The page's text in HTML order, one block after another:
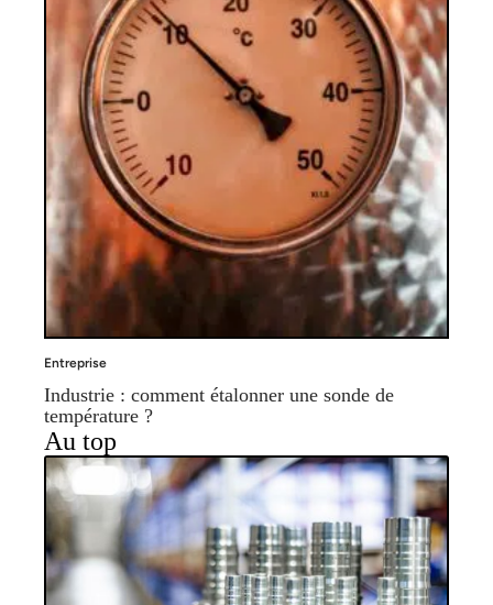
Entreprise
Industrie : comment étalonner une sonde de
température ?
Au top